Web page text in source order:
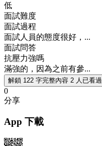
低
面試難度
面試過程
面試人員的態度很好，...
面試問答
抗壓力強嗎
滿強的，因為之前有參...
解鎖 122 字完整內容 2 人已看過
0
分享
App 下載